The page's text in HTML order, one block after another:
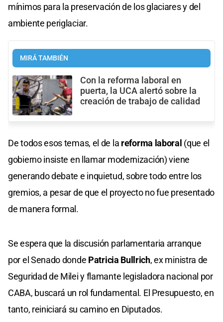
mínimos para la preservación de los glaciares y del
ambiente periglaciar.
MIRÁ TAMBIÉN
Con la reforma laboral en
puerta, la UCA alertó sobre la
creación de trabajo de calidad
De todos esos temas, el de la reforma laboral (que el
gobierno insiste en llamar modernización) viene
generando debate e inquietud, sobre todo entre los
gremios, a pesar de que el proyecto no fue presentado
de manera formal.
Se espera que la discusión parlamentaria arranque
por el Senado donde Patricia Bullrich, ex ministra de
Seguridad de Milei y flamante legisladora nacional por
CABA, buscará un rol fundamental. El Presupuesto, en
tanto, reiniciará su camino en Diputados.